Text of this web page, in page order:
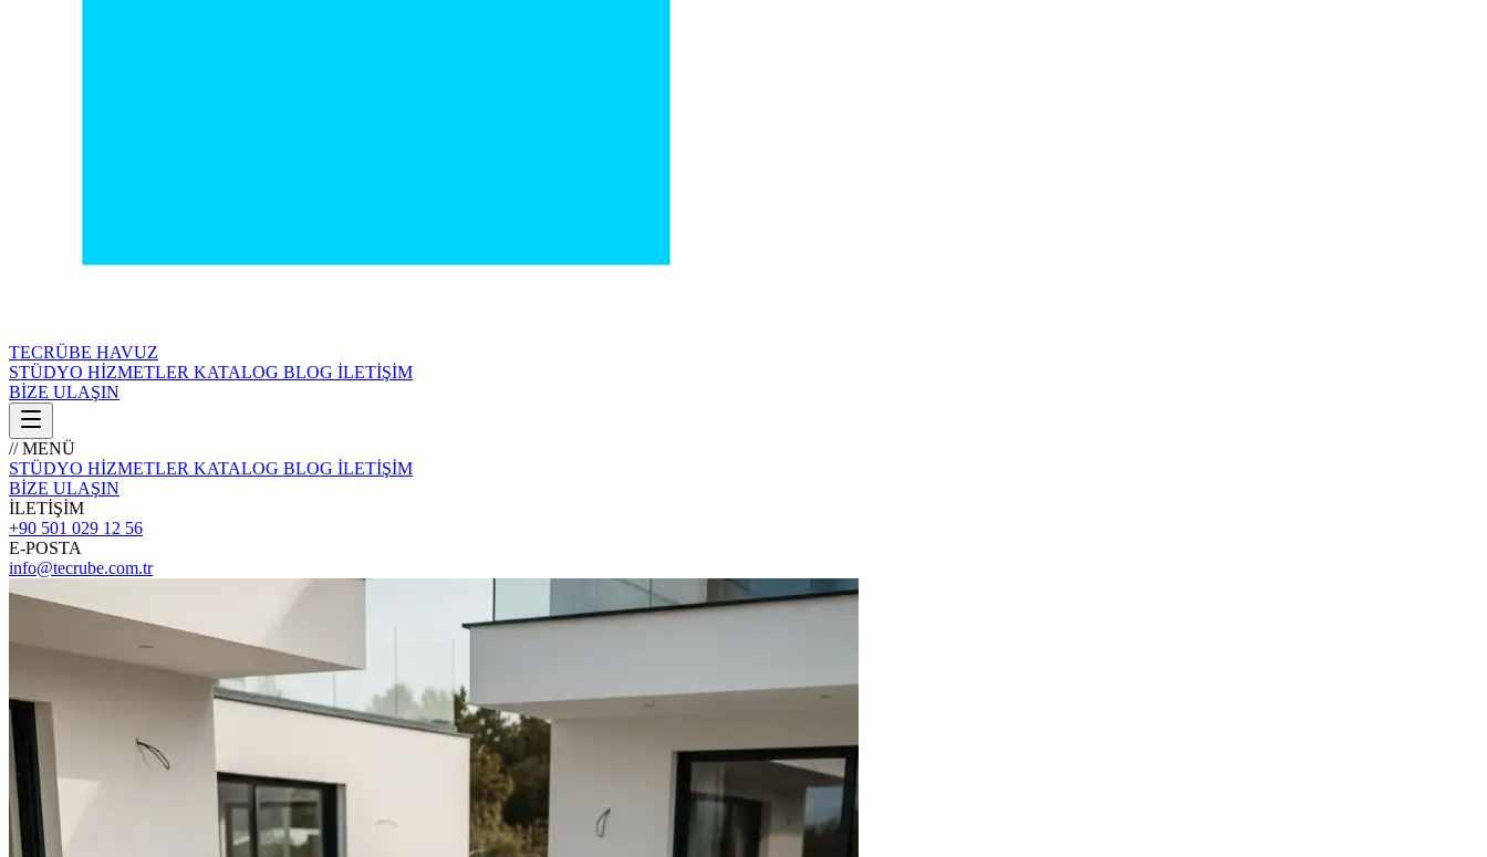
TECRÜBE HAVUZ
STÜDYO HİZMETLER KATALOG BLOG İLETİŞİM
BİZE ULAŞIN
// MENÜ
STÜDYO HİZMETLER KATALOG BLOG İLETİŞİM
BİZE ULAŞIN
İLETİŞİM
+90 501 029 12 56
E-POSTA
info@tecrube.com.tr